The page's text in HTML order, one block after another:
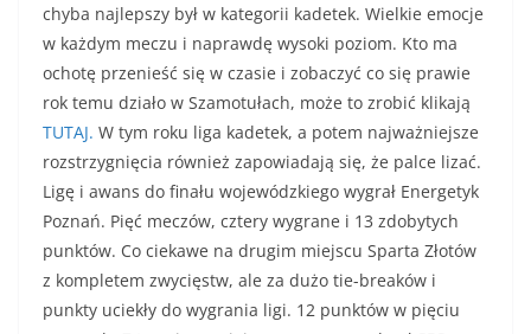
chyba najlepszy był w kategorii kadetek. Wielkie emocje
w każdym meczu i naprawdę wysoki poziom. Kto ma
ochotę przenieść się w czasie i zobaczyć co się prawie
rok temu działo w Szamotułach, może to zrobić klikają
TUTAJ. W tym roku liga kadetek, a potem najważniejsze
rozstrzygnięcia również zapowiadają się, że palce lizać.
Ligę i awans do finału wojewódzkiego wygrał Energetyk
Poznań. Pięć meczów, cztery wygrane i 13 zdobytych
punktów. Co ciekawe na drugim miejscu Sparta Złotów
z kompletem zwycięstw, ale za dużo tie-breaków i
punkty uciekły do wygrania ligi. 12 punktów w pięciu